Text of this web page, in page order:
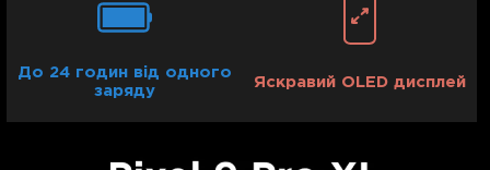
До 24 годин від одного
заряду
Яскравий OLED дисплей